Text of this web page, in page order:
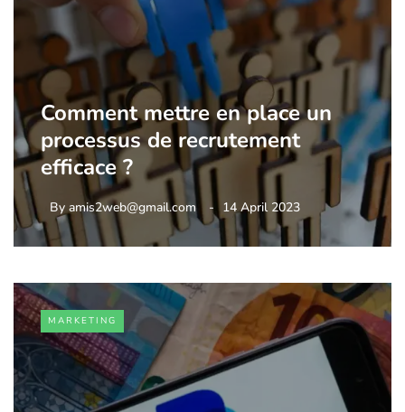
Comment mettre en place un
processus de recrutement
efficace ?
By amis2web@gmail.com 14 April 2023
MARKETING